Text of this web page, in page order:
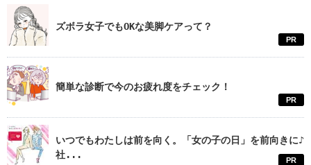
ズボラ女子でもOKな美脚ケアって？
PR
簡単な診断で今のお疲れ度をチェック！
PR
いつでもわたしは前を向く。「女の子の日」を前向きに♪
社...
PR